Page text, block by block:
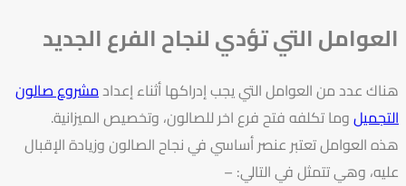
العوامل التي تؤدي لنجاح الفرع الجديد
هناك عدد من العوامل التي يجب إدراكها أثناء إعدادمشروع صالون
التجميلوما تكلفه فتح فرع اخر للصالون، وتخصيص الميزانية.
هذه العوامل تعتبر عنصر أساسي في نجاح الصالون وزيادة الإقبال
عليه، وهي تتمثل في التالي: –